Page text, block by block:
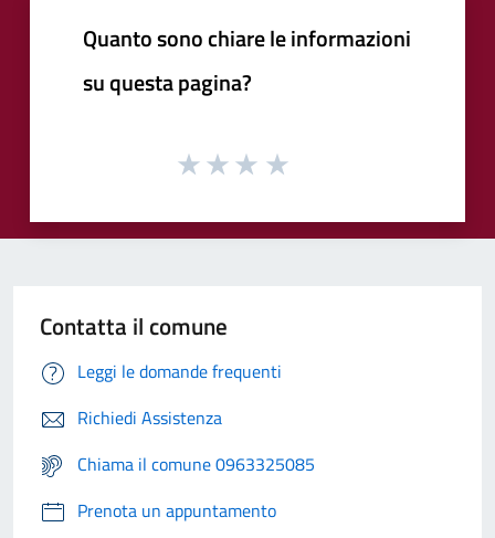
Quanto sono chiare le informazioni
su questa pagina?
Contatta il comune
Leggi le domande frequenti
Richiedi Assistenza
Chiama il comune 0963325085
Prenota un appuntamento